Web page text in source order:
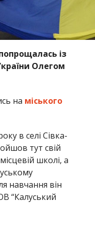
із
Олегом
на міського
в селі Сівка-
тут свій
школі, а
навчання він
“Калуський